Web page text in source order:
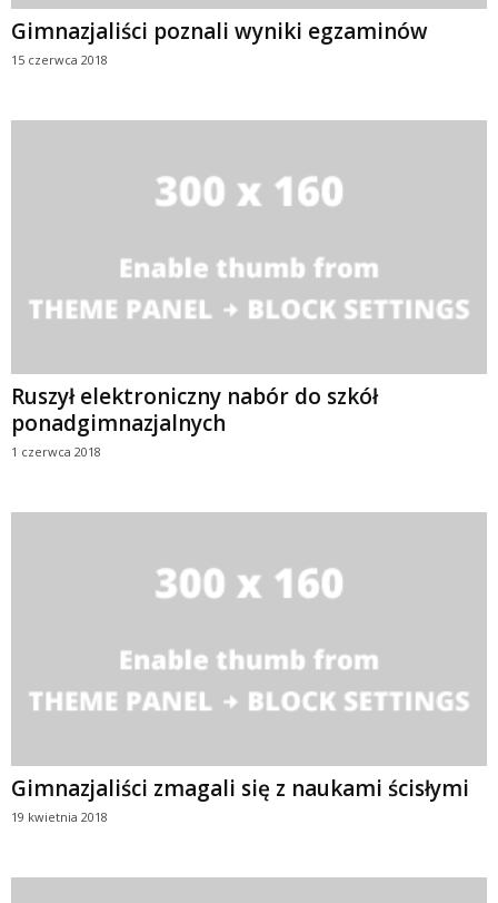
Gimnazjaliści poznali wyniki egzaminów
15 czerwca 2018
Ruszył elektroniczny nabór do szkół
ponadgimnazjalnych
1 czerwca 2018
Gimnazjaliści zmagali się z naukami ścisłymi
19 kwietnia 2018